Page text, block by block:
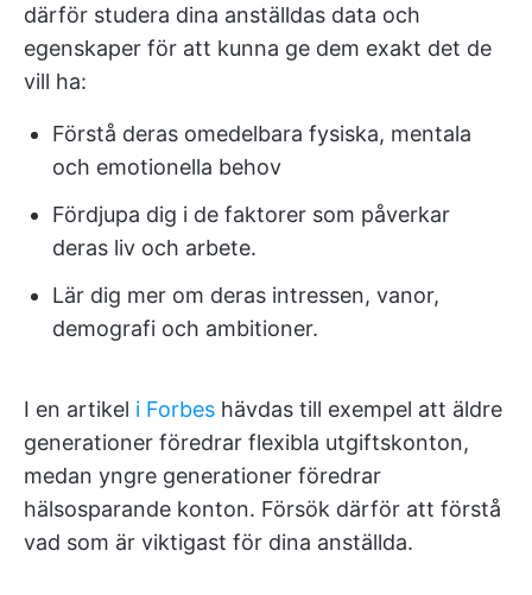
därför studera dina anställdas data och
egenskaper för att kunna ge dem exakt det de
vill ha:
Förstå deras omedelbara fysiska, mentala
och emotionella behov
Fördjupa dig i de faktorer som påverkar
deras liv och arbete.
Lär dig mer om deras intressen, vanor,
demografi och ambitioner.
I en artikel i Forbes hävdas till exempel att äldre
generationer föredrar flexibla utgiftskonton,
medan yngre generationer föredrar
hälsosparande konton. Försök därför att förstå
vad som är viktigast för dina anställda.